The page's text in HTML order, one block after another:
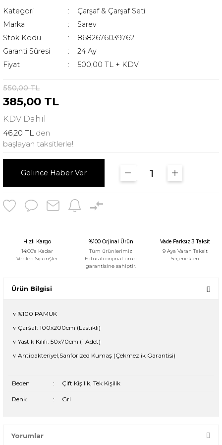
Kategori
Çarşaf & Çarşaf Seti
Marka
Sarev
Stok Kodu
8682676039762
Garanti Süresi
24 Ay
Fiyat
500,00 TL + KDV
550,00 TL
385,00 TL
KDV Dahil
46,20 TL den
başlayan taksitlerle!
Gelince Haber Ver
Hızlı Kargo
14:00'a Kadar
Verilen Siparişler
%100 Orjinal Ürün
Tüm ürünlerimiz
Faturalı orijinal ürün
garantisine sahiptir.
Vade Farksız 3 Taksit
9 Aya Varan Taksit
Seçenekleri
Ürün Bilgisi
v %100 PAMUK
v Çarşaf: 100x200cm (Lastikli)
v Yastık Kılıfı: 50x70cm (1 Adet)
v Antibakteriyel,Sanforized Kumaş (Çekmezlik Garantisi)
Beden : Çift Kişilik, Tek Kişilik
Renk : Gri
Yorumlar